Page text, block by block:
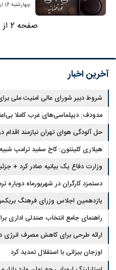
چهارشنبه 16 اردیبهشت 1405
صفحه 2 از 3
آخرین اخبار
شروط دبیر شورای عالی امنیت ملی
مدودف: دیپلماسی‌های غرب کاملا
حل آلودگی هوای تهران نیازمند
کنترل بارگذاری‌هادراولویت
هیلاری کلینتون: کاخ سفید ترامپ
وزارت دفاع یک بیانیه صادر کرد +
دستمزد کارگران در شهریورماه دوباره
یازدهمین اجلاس وزرای فرهنگ
راهنمای جامع انتخاب صندلی اداری
طراحی
ارائه طرحی برای کاهش مصرف
اوزجان بیزاتی با استقلال تمدید کرد